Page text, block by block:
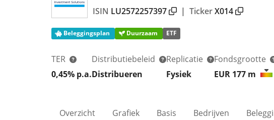
ISIN LU2572257397 | TickerX014
Beleggingsplan Duurzaam ETF
TER
0,45% p.a.
Distributiebeleid
Distribueren
Replicatie
Fysiek
Fondsgrootte
EUR 177 m
Overzicht Grafiek Basis Bedrijven